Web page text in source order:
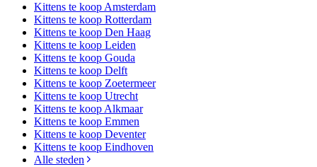
Kittens te koop Amsterdam
Kittens te koop Rotterdam
Kittens te koop Den Haag
Kittens te koop Leiden
Kittens te koop Gouda
Kittens te koop Delft
Kittens te koop Zoetermeer
Kittens te koop Utrecht
Kittens te koop Alkmaar
Kittens te koop Emmen
Kittens te koop Deventer
Kittens te koop Eindhoven
Alle steden